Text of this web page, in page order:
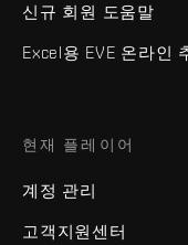
신규 회원 도움말
Excel용 EVE 온라인
현재 플레이어
계정 관리
고객지원센터